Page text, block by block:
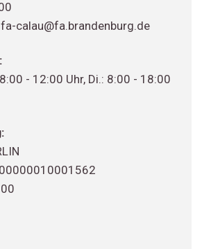
calau@fa.brandenburg.de
8:00 - 12:00 Uhr, Di.: 8:00 - 18:00